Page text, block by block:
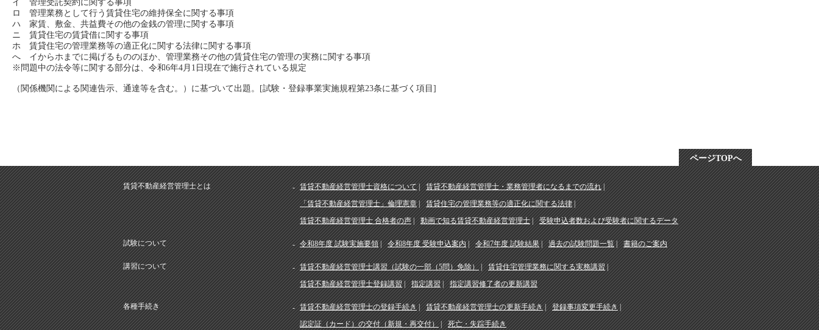
イ 管理受託契約に関する事項
ロ 管理業務として行う賃貸住宅の維持保全に関する事項
ハ 家賃、敷金、共益費その他の金銭の管理に関する事項
ニ 賃貸住宅の賃貸借に関する事項
ホ 賃貸住宅の管理業務等の適正化に関する法律に関する事項
へ イからホまでに掲げるもののほか、管理業務その他の賃貸住宅の管理の実務に関する事項
※問題中の法令等に関する部分は、令和6年4月1日現在で施行されている規定
（関係機関による関連告示、通達等を含む。）に基づいて出題。[試験・登録事業実施規程第23条に基づく項目]
ページTOPへ
賃貸不動産経営管理士とは 賃貸不動産経営管理士資格について
賃貸不動産経営管理士・業務管理者になるまでの流れ
「賃貸不動産経営管理士」倫理憲章
賃貸住宅の管理業務等の適正化に関する法律
賃貸不動産経営管理士 合格者の声
動画で知る賃貸不動産経営管理士 受験申込者数および受験者に関するデータ
試験について 令和8年度 試験実施要領 令和8年度 受験申込案内 令和7年度 試験結果 過去の試験問題一覧 書籍のご案内
講習について 賃貸不動産経営管理士講習（試験の一部（5問）免除）
賃貸住宅管理業務に関する実務講習
賃貸不動産経営管理士登録講習
指定講習 指定講習修了者の更新講習
各種手続き 賃貸不動産経営管理士の登録手続き 賃貸不動産経営管理士の更新手続き
登録事項変更手続き
認定証（カード）の交付（新規・再交付）
死亡・失踪手続き